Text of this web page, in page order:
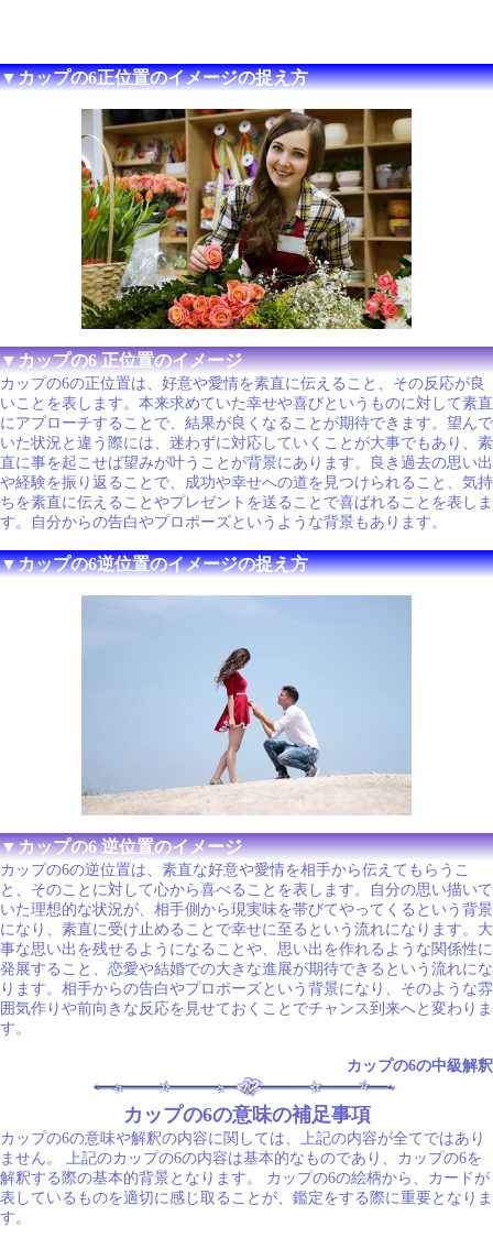
▼カップの6正位置のイメージの捉え方
▼カップの6 正位置のイメージ
カップの6の正位置は、好意や愛情を素直に伝えること、その反応が良
いことを表します。本来求めていた幸せや喜びというものに対して素直
にアプローチすることで、結果が良くなることが期待できます。望んで
いた状況と違う際には、迷わずに対応していくことが大事でもあり、素
直に事を起こせば望みが叶うことが背景にあります。良き過去の思い出
や経験を振り返ることで、成功や幸せへの道を見つけられること、気持
ちを素直に伝えることやプレゼントを送ることで喜ばれることを表しま
す。自分からの告白やプロポーズというような背景もあります。
▼カップの6逆位置のイメージの捉え方
▼カップの6 逆位置のイメージ
カップの6の逆位置は、素直な好意や愛情を相手から伝えてもらうこ
と、そのことに対して心から喜べることを表します。自分の思い描いて
いた理想的な状況が、相手側から現実味を帯びてやってくるという背景
になり、素直に受け止めることで幸せに至るという流れになります。大
事な思い出を残せるようになることや、思い出を作れるような関係性に
発展すること、恋愛や結婚での大きな進展が期待できるという流れにな
ります。相手からの告白やプロポーズという背景になり、そのような雰
囲気作りや前向きな反応を見せておくことでチャンス到来へと変わりま
す。
カップの6の中級解釈
カップの6の意味の補足事項
カップの6の意味や解釈の内容に関しては、上記の内容が全てではあり
ません。 上記のカップの6の内容は基本的なものであり、カップの6を
解釈する際の基本的背景となります。 カップの6の絵柄から、カードが
表しているものを適切に感じ取ることが、鑑定をする際に重要となりま
す。